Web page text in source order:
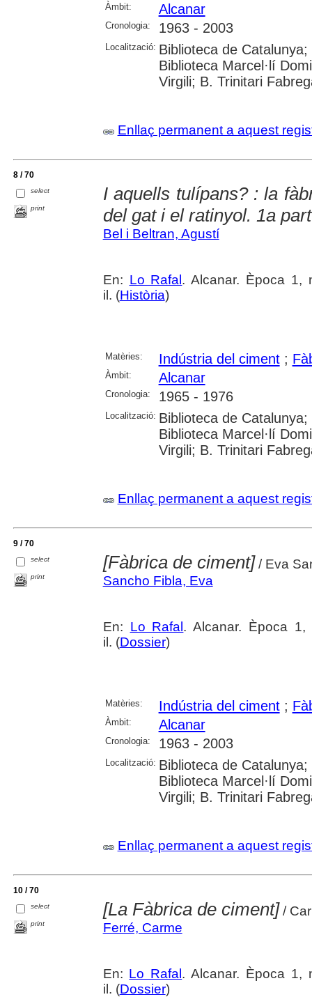
Àmbit: Alcanar
Cronologia: 1963 - 2003
Localització: Biblioteca de
Biblioteca Marcel·lí
Virgili; B. Trinitari
Enllaç permanent a aquest
8 / 70
select
print
I aquells tulípans? : la
del gat i el ratinyol. 1a
Bel i Beltran, Agustí
En: Lo Rafal. Alcanar. Època 1,
il. (Història)
Matèries: Indústria del ciment;
Àmbit: Alcanar
Cronologia: 1965 - 1976
Localització: Biblioteca de
Biblioteca Marcel·lí
Virgili; B. Trinitari
Enllaç permanent a aquest
9 / 70
select
print
[Fàbrica de ciment]/ Eva
Sancho Fibla, Eva
En: Lo Rafal . Alcanar. Època
il. (Dossier)
Matèries: Indústria del ciment;
Àmbit: Alcanar
Cronologia: 1963 - 2003
Localització: Biblioteca de
Biblioteca Marcel·lí
Virgili; B. Trinitari
Enllaç permanent a aquest
10 / 70
select
print
[La Fàbrica de ciment]/
Ferré, Carme
En: Lo Rafal . Alcanar. Època 1,
il. (Dossier)